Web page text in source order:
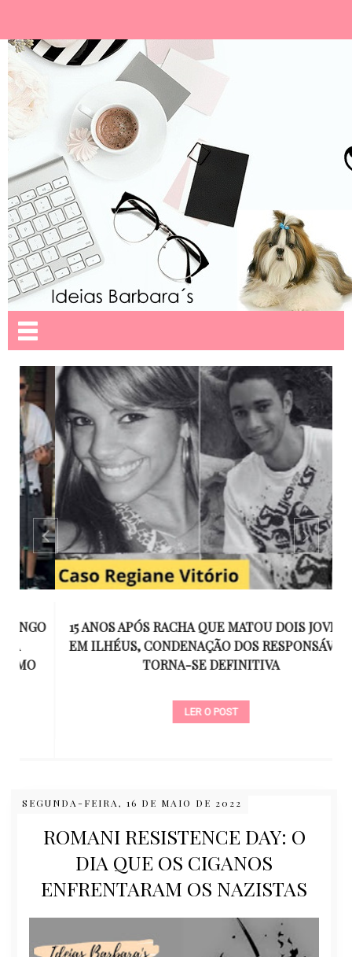
15 ANOS APÓS RACHA QUE MATOU DOIS JOVENS
EM ILHÉUS, CONDENAÇÃO DOS RESPONSÁVEIS
TORNA-SE DEFINITIVA
LER O POST
SEGUNDA-FEIRA, 16 DE MAIO DE 2022
ROMANI RESISTENCE DAY: O
DIA QUE OS CIGANOS
ENFRENTARAM OS NAZISTAS